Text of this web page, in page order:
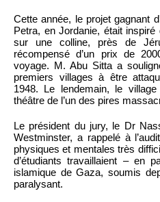
Cette année, le projet gagnant
Petra, en Jordanie, était inspiré
sur une colline, près de
récompensé d’un prix de
voyage. M. Abu Sitta a
premiers villages à être
1948. Le lendemain, le
théâtre de l’un des pires
Le président du jury, le Dr
Westminster, a rappelé à
physiques et mentales très
d’étudiants travaillaient – en
islamique de Gaza, soumis
paralysant.